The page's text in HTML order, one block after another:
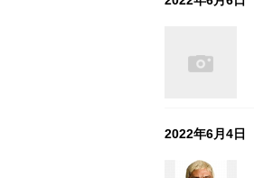
2022年6月4日